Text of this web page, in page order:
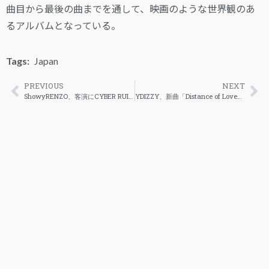
曲目から最後の曲までを通して、映画のような世界観のあ
るアルバムとなっている。
Tags: Japan
PREVIOUS
ShowyRENZO、客演にCYBER RUIを迎えた新曲「BIOHARDZA」を公開
NEXT
YDIZZY、新曲「Distance of Love」を公開